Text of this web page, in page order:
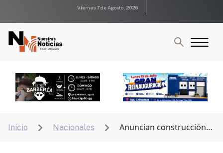
Viernes 7 de Agosto, 2026
Inicio  Nacionales 
Anuncian construcción